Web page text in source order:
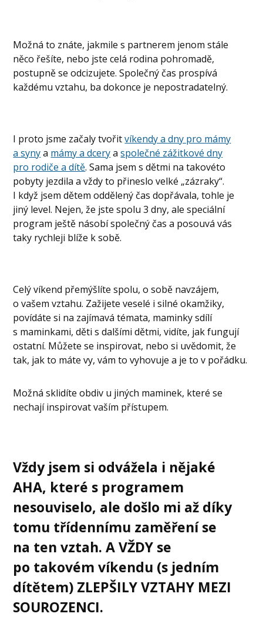
Možná to znáte, jakmile s partnerem jenom stále
něco řešíte, nebo jste celá rodina pohromadě,
postupně se odcizujete. Společný čas prospívá
každému vztahu, ba dokonce je nepostradatelný.
I proto jsme začaly tvořitvíkendy a dny pro mámy
a synya mámy a dceryaspolečné zážitkové dny
pro rodiče a dítě. Sama jsem s dětmi na takovéto
pobyty jezdila a vždy to přineslo velké „zázraky“.
I když jsem dětem oddělený čas dopřávala, tohle je
jiný level. Nejen, že jste spolu 3 dny, ale speciální
program ještě násobí společný čas a posouvá vás
taky rychleji blíže k sobě.
Celý víkend přemýšlíte spolu, o sobě navzájem,
o vašem vztahu. Zažijete veselé i silné okamžiky,
povídáte si na zajímavá témata, maminky sdílí
s maminkami, děti s dalšími dětmi, vidíte, jak fungují
ostatní. Můžete se inspirovat, nebo si uvědomit, že
tak, jak to máte vy, vám to vyhovuje a je to v pořádku.
Možná sklidíte obdiv u jiných maminek, které se
nechají inspirovat vaším přístupem.
Vždy jsem si odvážela i nějaké
AHA, které s programem
nesouviselo, ale došlo mi až díky
tomu třídennímu zaměření se
na ten vztah. AVŽDY se
po takovém víkendu (s jedním
dítětem) ZLEPŠILY VZTAHY MEZI
SOUROZENCI.